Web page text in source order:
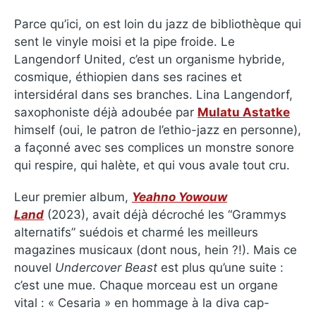
Parce qu’ici, on est loin du jazz de bibliothèque qui
sent le vinyle moisi et la pipe froide. Le
Langendorf United, c’est un organisme hybride,
cosmique, éthiopien dans ses racines et
intersidéral dans ses branches. Lina Langendorf,
saxophoniste déjà adoubée par Mulatu Astatke
himself (oui, le patron de l’ethio-jazz en personne),
a façonné avec ses complices un monstre sonore
qui respire, qui halète, et qui vous avale tout cru.
Leur premier album, Yeahno Yowouw
Land (2023), avait déjà décroché les “Grammys
alternatifs” suédois et charmé les meilleurs
magazines musicaux (dont nous, hein ?!). Mais ce
nouvel Undercover Beast est plus qu’une suite :
c’est une mue. Chaque morceau est un organe
vital : « Cesaria » en hommage à la diva cap-